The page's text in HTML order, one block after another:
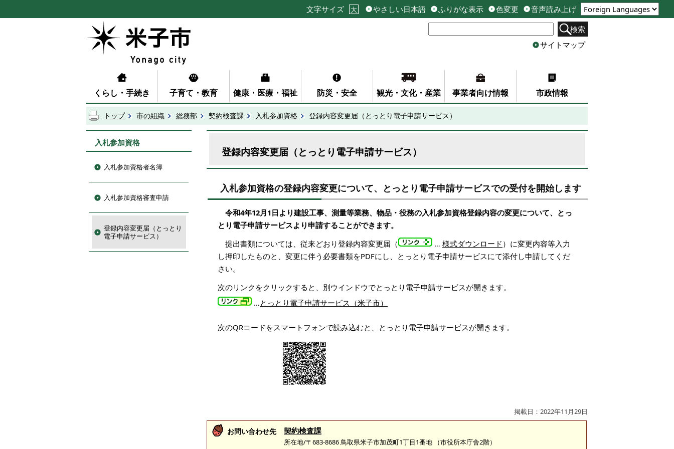
文字サイズ 大 やさしい日本語 ふりがな表示 色変更
音声読み上げ
検索
サイトマップ
くらし・手続き 子育て・教育 健康・医療・福祉 防災・安全 観光・文化・産業 事業者向け情報 市政情報
トップ 市の組織 総務部 契約検査課 入札参加資格 登録内容変更届（とっとり電子申請サービス）
入札参加資格
入札参加資格者名簿
入札参加資格審査申請
登録内容変更届（とっとり
電子申請サービス）
登録内容変更届（とっとり電子申請サービス）
入札参加資格の登録内容変更について、とっとり電子申請サービスでの受付を開始します
令和4年12月1日より建設工事、測量等業務、物品・役務の入札参加資格登録内容の変更について、とっ
とり電子申請サービスより申請することができます。
提出書類については、従来どおり登録内容変更届（
… 様式ダウンロード ）に変更内容等入力
し押印したものと、変更に伴う必要書類をPDFにし、とっとり電子申請サービスにて添付し申請してくだ
さい。
次のリンクをクリックすると、別ウインドウでとっとり電子申請サービスが開きます。
…とっとり電子申請サービス（米子市）
次のQRコードをスマートフォンで読み込むと、とっとり電子申請サービスが開きます。
掲載日：2022年11月29日
お問い合わせ先 契約検査課
所在地/〒683-8686 鳥取県米子市加茂町1丁目1番地 （市役所本庁舎2階）